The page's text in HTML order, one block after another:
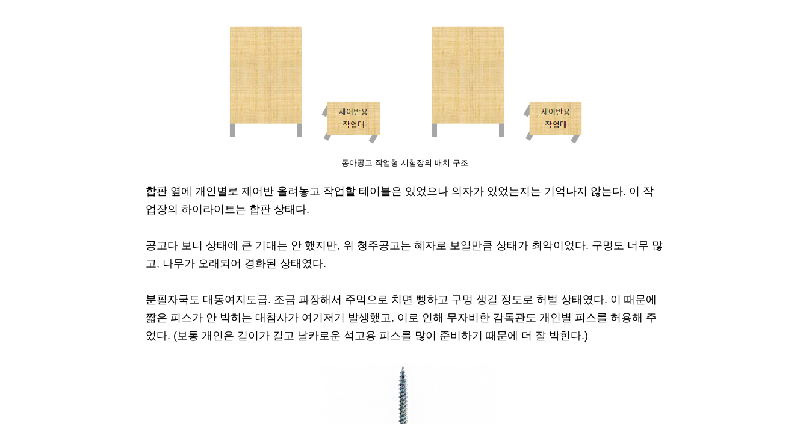
동아공고 작업형 시험장의 배치 구조
합판 옆에 개인별로 제어반 올려놓고 작업할 테이블은 있었으나 의자가 있었는지는 기억나지 않는다. 이 작
업장의 하이라이트는 합판 상태다.
공고다 보니 상태에 큰 기대는 안 했지만, 위 청주공고는 혜자로 보일만큼 상태가 최악이었다. 구멍도 너무 많
고, 나무가 오래되어 경화된 상태였다.
분필자국도 대동여지도급. 조금 과장해서 주먹으로 치면 뻥하고 구멍 생길 정도로 허벌 상태였다. 이 때문에
짧은 피스가 안 박히는 대참사가 여기저기 발생했고, 이로 인해 무자비한 감독관도 개인별 피스를 허용해 주
었다. (보통 개인은 길이가 길고 날카로운 석고용 피스를 많이 준비하기 때문에 더 잘 박힌다.)